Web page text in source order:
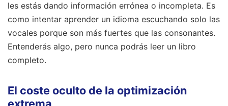
les estás dando información errónea o incompleta. Es
como intentar aprender un idioma escuchando solo las
vocales porque son más fuertes que las consonantes.
Entenderás algo, pero nunca podrás leer un libro
completo.
El coste oculto de la optimización
extrema